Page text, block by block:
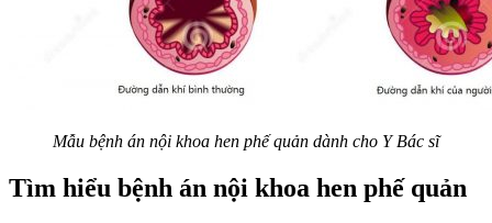
Mẫu bệnh án nội khoa hen phế quản dành cho Y Bác sĩ
Tìm hiểu bệnh án nội khoa hen phế quản